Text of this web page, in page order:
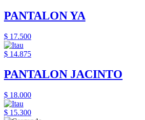
PANTALON YA
$ 17.500
$ 14.875
PANTALON JACINTO
$ 18.000
$ 15.300